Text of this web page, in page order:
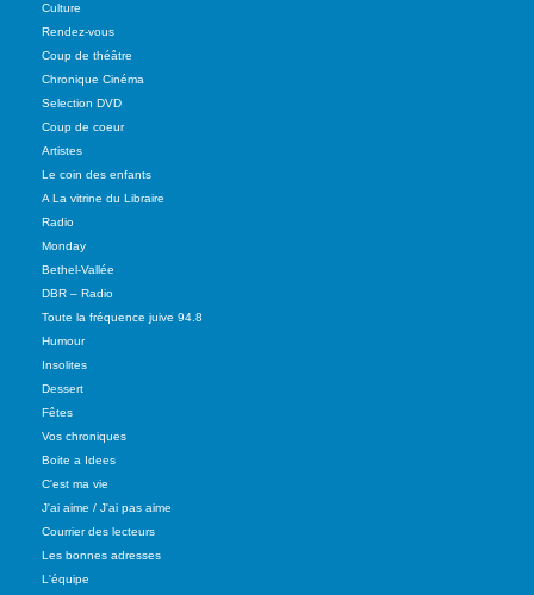
Culture
Rendez-vous
Coup de théâtre
Chronique Cinéma
Selection DVD
Coup de coeur
Artistes
Le coin des enfants
A La vitrine du Libraire
Radio
Monday
Bethel-Vallée
DBR – Radio
Toute la fréquence juive 94.8
Humour
Insolites
Dessert
Fêtes
Vos chroniques
Boite a Idees
C'est ma vie
J'ai aime / J'ai pas aime
Courrier des lecteurs
Les bonnes adresses
L'équipe